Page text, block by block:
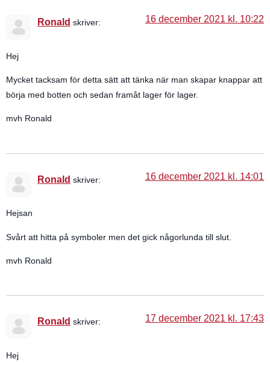
Ronald skriver: 16 december 2021 kl. 10:22
Hej
Mycket tacksam för detta sätt att tänka när man skapar knappar att
börja med botten och sedan framåt lager för lager.
mvh Ronald
Ronald skriver: 16 december 2021 kl. 14:01
Hejsan
Svårt att hitta på symboler men det gick någorlunda till slut.
mvh Ronald
Ronald skriver: 17 december 2021 kl. 17:43
Hej